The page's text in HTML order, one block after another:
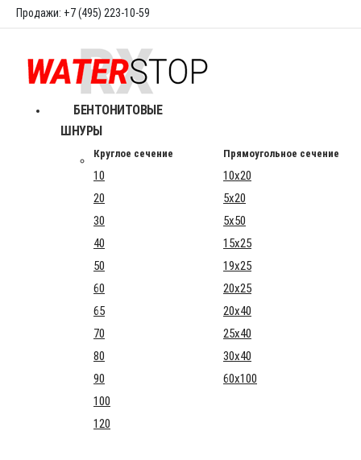
Продажи: +7 (495) 223-10-59
БЕНТОНИТОВЫЕ
ШНУРЫ
Круглое сечение Прямоугольное сечение
10
10x20
20
5x20
30
5x50
40
15x25
50
19x25
60
20x25
65
20x40
70
25x40
80
30x40
90
60x100
100
120